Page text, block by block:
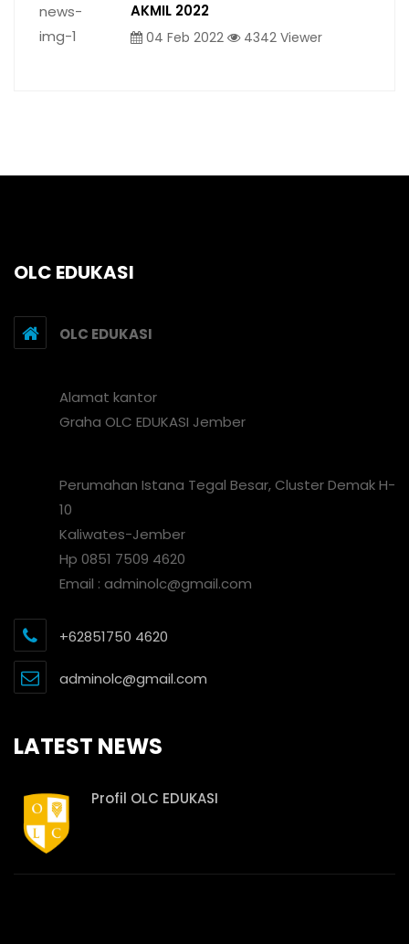
AKMIL 2022
04 Feb 2022 4342 Viewer
OLC EDUKASI
OLC EDUKASI
Alamat kantor
Graha OLC EDUKASI Jember
Perumahan Istana Tegal Besar, Cluster Demak H-
10
Kaliwates-Jember
Hp 0851 7509 4620
Email : adminolc@gmail.com
+62851750 4620
adminolc@gmail.com
LATEST NEWS
Profil OLC EDUKASI